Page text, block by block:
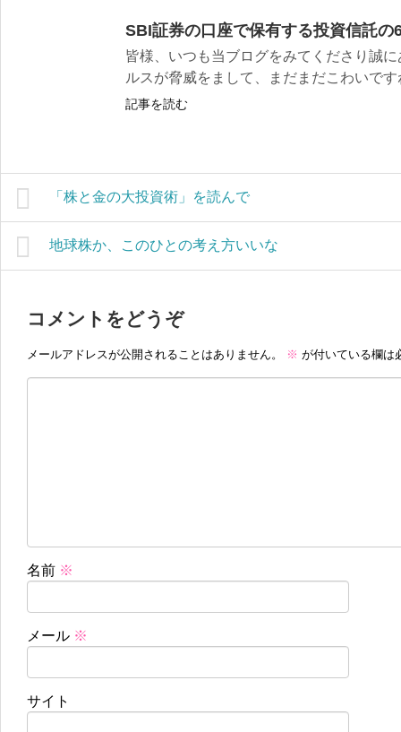
SBI証券の口座で保有する投資信託の
皆様、いつも当ブログをみてくださり誠
ルスが脅威をまして、まだまだこわいで
記事を読む
「株と金の大投資術」を読んで
地球株か、このひとの考え方いいな
コメントをどうぞ
メールアドレスが公開されることはありません。 ※ が付いている欄は
名前 ※
メール ※
サイト